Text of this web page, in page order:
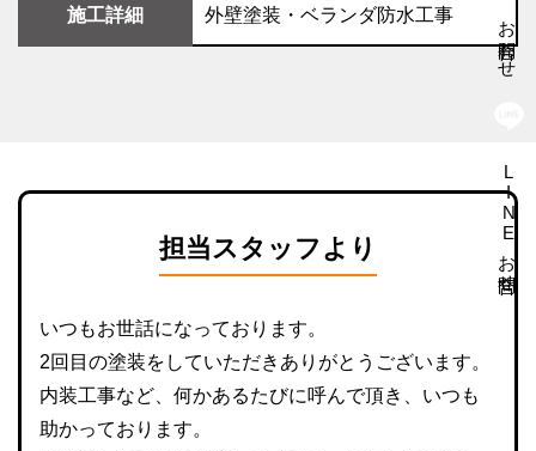
施工詳細 外壁塗装・ベランダ防水工事
担当スタッフより
いつもお世話になっております。
2回目の塗装をしていただきありがとうございます。
内装工事など、何かあるたびに呼んで頂き、いつも
助かっております。
お問合わせ
LINEお問合せ